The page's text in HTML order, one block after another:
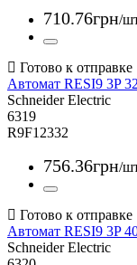
710.76грн/
Автомат RESI9 3P
Schneider Electric
6319
R9F12332
756.36грн/
Автомат RESI9 3P
Schneider Electric